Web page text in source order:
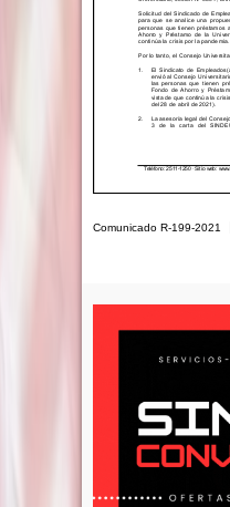
Comunicado R-199-2021